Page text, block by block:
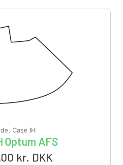
, Case IH
Optum AFS
kr. DKK